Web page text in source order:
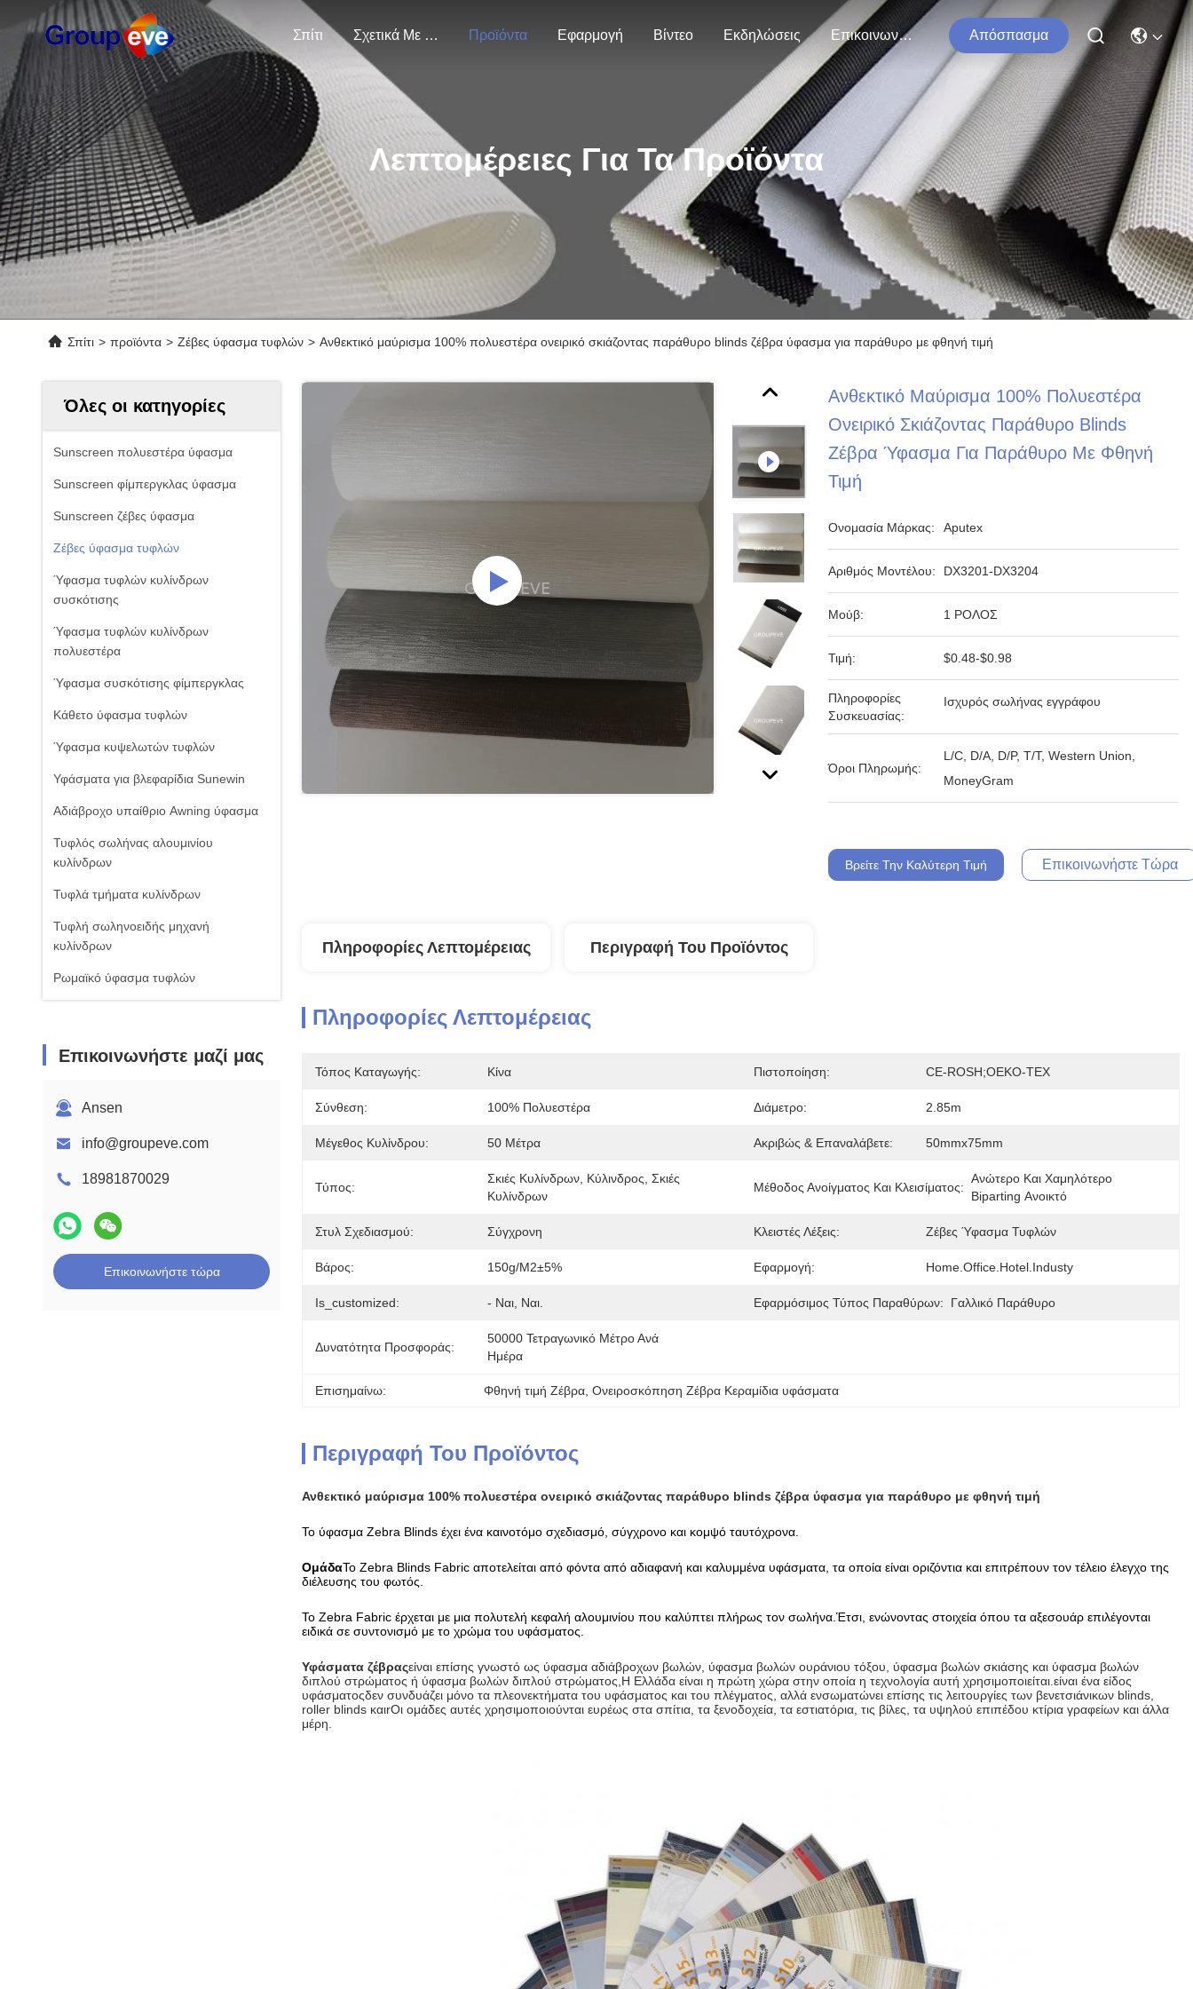
Σπίτι Σχετικά Με Εμάς Προϊόντα Εφαρμογή Βίντεο Εκδηλώσεις Επικοινωνήστε Μαζί Μας Απόσπασμα
Λεπτομέρειες Για Τα Προϊόντα
Σπίτι > προϊόντα > Ζέβες ύφασμα τυφλών > Ανθεκτικό μαύρισμα 100% πολυεστέρα ονειρικό σκιάζοντας παράθυρο blinds ζέβρα ύφασμα για παράθυρο με φθηνή τιμή
Όλες οι κατηγορίες
Sunscreen πολυεστέρα ύφασμα
Sunscreen φίμπεργκλας ύφασμα
Sunscreen ζέβες ύφασμα
Ζέβες ύφασμα τυφλών
Ύφασμα τυφλών κυλίνδρων
συσκότισης
Ύφασμα τυφλών κυλίνδρων
πολυεστέρα
Ύφασμα συσκότισης φίμπεργκλας
Κάθετο ύφασμα τυφλών
Ύφασμα κυψελωτών τυφλών
Υφάσματα για βλεφαρίδια Sunewin
Αδιάβροχο υπαίθριο Awning ύφασμα
Τυφλός σωλήνας αλουμινίου
κυλίνδρων
Τυφλά τμήματα κυλίνδρων
Τυφλή σωληνοειδής μηχανή
κυλίνδρων
Ρωμαϊκό ύφασμα τυφλών
Επικοινωνήστε μαζί μας
Ansen
info@groupeve.com
18981870029
Επικοινωνήστε τώρα
Ανθεκτικό Μαύρισμα 100% Πολυεστέρα
Ονειρικό Σκιάζοντας Παράθυρο Blinds
Ζέβρα Ύφασμα Για Παράθυρο Με Φθηνή
Τιμή
Ονομασία Μάρκας: Aputex
Αριθμός Μοντέλου: DX3201-DX3204
Μούβ: 1 ΡΟΛΟΣ
Τιμή: $0.48-$0.98
Πληροφορίες
Συσκευασίας:
Ισχυρός σωλήνας εγγράφου
Όροι Πληρωμής:
L/C, D/A, D/P, T/T, Western Union,
MoneyGram
Βρείτε Την Καλύτερη Τιμή Επικοινωνήστε Τώρα
Πληροφορίες Λεπτομέρειας Περιγραφή Του Προϊόντος
Πληροφορίες Λεπτομέρειας
Τόπος Καταγωγής: Κίνα Πιστοποίηση: CE-ROSH;OEKO-TEX
Σύνθεση: 100% Πολυεστέρα Διάμετρο: 2.85m
Μέγεθος Κυλίνδρου: 50 Μέτρα Ακριβώς & Επαναλάβετε: 50mmx75mm
Τύπος:
Σκιές Κυλίνδρων, Κύλινδρος, Σκιές
Κυλίνδρων
Μέθοδος Ανοίγματος Και Κλεισίματος:
Ανώτερο Και Χαμηλότερο
Biparting Ανοικτό
Στυλ Σχεδιασμού: Σύγχρονη Κλειστές Λέξεις: Ζέβες Ύφασμα Τυφλών
Βάρος: 150g/m2±5% Εφαρμογή: Home.office.hotel.industy
Is_customized: - Ναι, Ναι. Εφαρμόσιμος Τύπος Παραθύρων: Γαλλικό Παράθυρο
Δυνατότητα Προσφοράς:
50000 Τετραγωνικό Μέτρο Ανά
Ημέρα
Επισημαίνω: Φθηνή τιμή Ζέβρα, Ονειροσκόπηση Ζέβρα Κεραμίδια υφάσματα
Περιγραφή Του Προϊόντος
Ανθεκτικό μαύρισμα 100% πολυεστέρα ονειρικό σκιάζοντας παράθυρο blinds ζέβρα ύφασμα για παράθυρο με φθηνή τιμή
Το ύφασμα Zebra Blinds έχει ένα καινοτόμο σχεδιασμό, σύγχρονο και κομψό ταυτόχρονα.
ΟμάδαΤο Zebra Blinds Fabric αποτελείται από φόντα από αδιαφανή και καλυμμένα υφάσματα, τα οποία είναι οριζόντια και επιτρέπουν τον τέλειο έλεγχο της
διέλευσης του φωτός.
Το Zebra Fabric έρχεται με μια πολυτελή κεφαλή αλουμινίου που καλύπτει πλήρως τον σωλήνα.Έτσι, ενώνοντας στοιχεία όπου τα αξεσουάρ επιλέγονται
ειδικά σε συντονισμό με το χρώμα του υφάσματος.
Υφάσματα ζέβραςείναι επίσης γνωστό ως ύφασμα αδιάβροχων βωλών, ύφασμα βωλών ουράνιου τόξου, ύφασμα βωλών σκιάσης και ύφασμα βωλών
διπλού στρώματος ή ύφασμα βωλών διπλού στρώματος Η Ελλάδα είναι η πρώτη χώρα στην οποία η τεχνολογία αυτή χρησιμοποιείται. είναι ένα είδος
υφάσματοςδεν συνδυάζει μόνο τα πλεονεκτήματα του υφάσματος και του πλέγματος, αλλά ενσωματώνει επίσης τις λειτουργίες των βενετσιάνικων blinds,
roller blinds καιrΟι ομάδες αυτές χρησιμοποιούνται ευρέως στα σπίτια, τα ξενοδοχεία, τα εστιατόρια, τις βίλες, τα υψηλού επιπέδου κτίρια γραφείων και άλλα
μέρη.